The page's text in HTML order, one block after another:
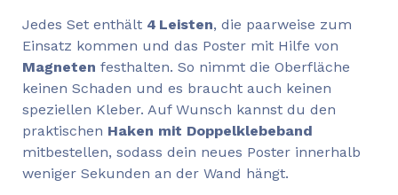
Jedes Set enthält 4 Leisten, die paarweise zum
Einsatz kommen und das Poster mit Hilfe von
Magneten festhalten. So nimmt die Oberfläche
keinen Schaden und es braucht auch keinen
speziellen Kleber. Auf Wunsch kannst du den
praktischen Haken mit Doppelklebeband
mitbestellen, sodass dein neues Poster innerhalb
weniger Sekunden an der Wand hängt.